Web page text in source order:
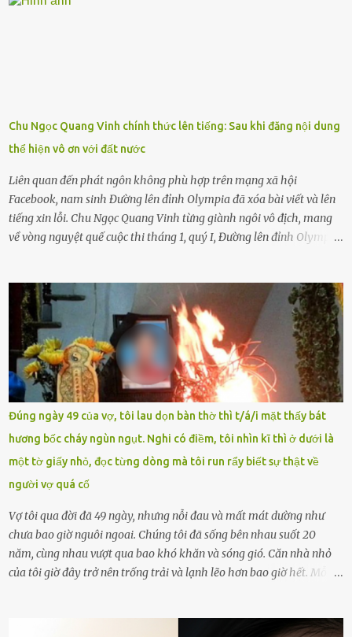
khuyên nhủ con thật cẩn thận. Nếu cháu không nghe lời, cảnh sát
để được giúp đỡ thì có thể sẽ bỏ lỡ cơ hội và gặp nguy hiểm. Trẻ con
có biết gì đâu Nhiều người cứ coi trẻ còn nhỏ nên dù có phạm sai
lầm, thì họ cũng không trách mắng. Nhưng nếu người lớn tuổi
không dạy con cẩn...
Chu Ngọc Quang Vinh chính thức lên tiếng: Sau khi đăng nội dung
thể hiện vô ơn với đất nước
Liên quan đến phát ngôn không phù hợp trên mạng xã hội
Facebook, nam sinh Đường lên đỉnh Olympia đã xóa bài viết và lên
tiếng xin lỗi. Chu Ngọc Quang Vinh từng giành ngôi vô địch, mang
về vòng nguyệt quế cuộc thi tháng 1, quý I, Đường lên đỉnh Olympia.
chưa phù hợp, gây xôn xao, bức xúc trong dư luận. Ngay sau đó,
Trường THPT Chuyên Nguyễn Tất Thành báo cáo xác nhận tài
khoản Chu Vinh là của học sinh Chu Ngọc Quang Vinh, lớp 12 Anh
của nhà trường. Nam sinh này từng giành ngôi vô địch, mang về
vòng nguyệt quế cuộc thi tháng 1, quý I, Đường lên đỉnh Olympia
năm thứ 24. Quá trình giáo dục, học sinh Chu Ngọc Quang Vinh đã
nhận thức được nội dung bài viết của bản thân trên mạng xã hội
ngày 1.9 là chưa phù hợp nên đã chủ động gỡ bài viết và đăng bài
xin lỗi trên trang Facebook cá nhân. Chu Ngọc Quang Vinh làm việc
với cơ quan chức năng. Ảnh: Đơn vị cung...
Đúng ngày 49 của vợ, tôi lau dọn bàn thờ thì t/á/i mặt thấy bát
hương bốc cháy ngùn ngụt. Nghi có điềm, tôi nhìn kĩ thì ở dưới là
một tờ giấy nhỏ, đọc từng dòng mà tôi run rẩy biết sự thật về
người vợ quá cố
Vợ tôi qua đời đã 49 ngày, nhưng nỗi đau và mất mát dường như
chưa bao giờ nguôi ngoai. Chúng tôi đã sống bên nhau suốt 20
năm, cùng nhau vượt qua bao khó khăn và sóng gió. Căn nhà nhỏ
của tôi giờ đây trở nên trống trải và lạnh lẽo hơn bao giờ hết. Mỗi
rơi vào khoảng trống vô tận, chẳng còn muốn làm gì ngoài việc